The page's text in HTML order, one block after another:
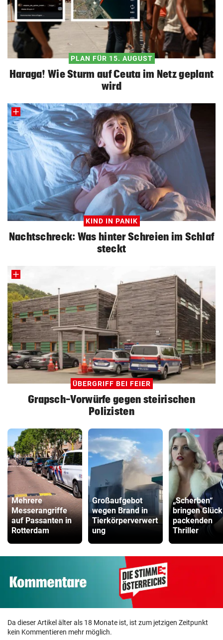
PLAN FÜR 15. AUGUST
Haraga! Wie Sturm auf Ceuta im Netz geplant
wird
KIND IN PANIK
Nachtschreck: Was hinter Schreien im Schlaf
steckt
ÜBERGRIFF BEI FEIER
Grapsch-Vorwürfe gegen steirischen
Polizisten
Mehrere
Messerangriffe
auf Passanten in
Rotterdam
Großaufgebot
wegen Brand in
Tierkörperverwert
ung
„Scherben“
bringen
packenden
Thriller
Da dieser Artikel älter als 18 Monate ist, ist zum jetzigen Zeitpunkt
kein Kommentieren mehr möglich.